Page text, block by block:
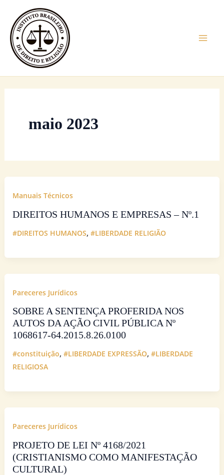
para
conteúdo
maio 2023
Manuais Técnicos
DIREITOS HUMANOS E EMPRESAS – Nº.1
#DIREITOS HUMANOS, #LIBERDADE RELIGIÃO
Pareceres Jurídicos
SOBRE A SENTENÇA PROFERIDA NOS
AUTOS DA AÇÃO CIVIL PÚBLICA Nº
1068617-64.2015.8.26.0100
#constituição, #LIBERDADE EXPRESSÃO, #LIBERDADE
RELIGIOSA
Pareceres Jurídicos
PROJETO DE LEI Nº 4168/2021
(CRISTIANISMO COMO MANIFESTAÇÃO
CULTURAL)